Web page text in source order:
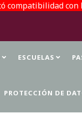
compatibilidad con
ESCUELAS
PROTECCIÓN DE